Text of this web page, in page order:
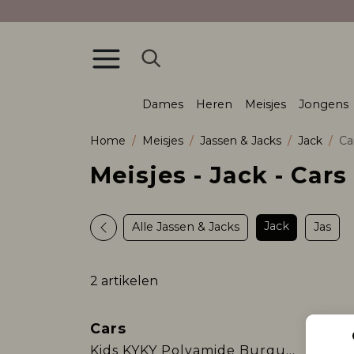
Dames Heren Meisjes Jongens
Home Meisjes Jassen & Jacks Jack
Meisjes - Jack - Cars
Alle Jassen & Jacks Jack Jas
2 artikelen
Nieuw
Cars
Kids KYKY Polyamide Burgundy